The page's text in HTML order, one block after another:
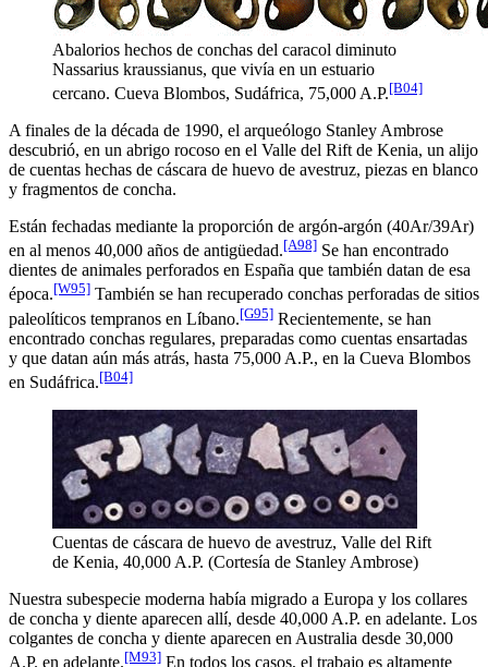
Abalorios hechos de conchas del caracol diminuto
Nassarius kraussianus, que vivía en un estuario
cercano. Cueva Blombos, Sudáfrica, 75,000 A.P.[B04]
A finales de la década de 1990, el arqueólogo Stanley Ambrose
descubrió, en un abrigo rocoso en el Valle del Rift de Kenia, un alijo
de cuentas hechas de cáscara de huevo de avestruz, piezas en blanco
y fragmentos de concha.
Están fechadas mediante la proporción de argón-argón (40Ar/39Ar)
en al menos 40,000 años de antigüedad.[A98] Se han encontrado
dientes de animales perforados en España que también datan de esa
época.[W95] También se han recuperado conchas perforadas de sitios
paleolíticos tempranos en Líbano.[G95] Recientemente, se han
encontrado conchas regulares, preparadas como cuentas ensartadas
y que datan aún más atrás, hasta 75,000 A.P., en la Cueva Blombos
en Sudáfrica.[B04]
Cuentas de cáscara de huevo de avestruz, Valle del Rift
de Kenia, 40,000 A.P. (Cortesía de Stanley Ambrose)
Nuestra subespecie moderna había migrado a Europa y los collares
de concha y diente aparecen allí, desde 40,000 A.P. en adelante. Los
colgantes de concha y diente aparecen en Australia desde 30,000
A.P. en adelante.[M93] En todos los casos, el trabajo es altamente